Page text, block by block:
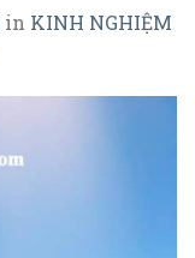
in KINH NGHIỆM